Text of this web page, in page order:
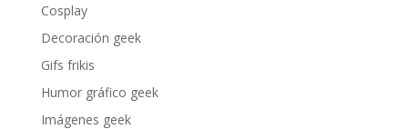
Cosplay
Decoración geek
Gifs frikis
Humor gráfico geek
Imágenes geek